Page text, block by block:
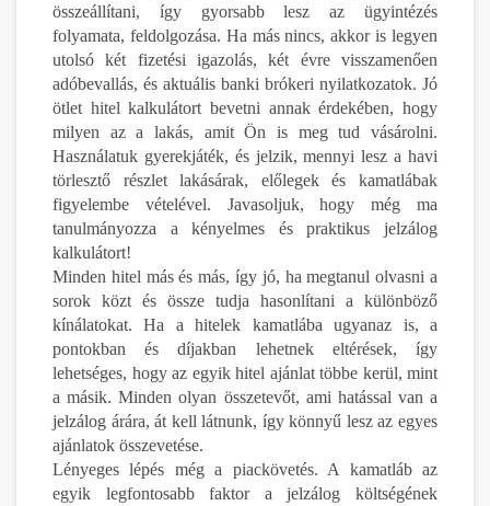
összeállítani, így gyorsabb lesz az ügyintézés
folyamata, feldolgozása. Ha más nincs, akkor is legyen
utolsó két fizetési igazolás, két évre visszamenően
adóbevallás, és aktuális banki brókeri nyilatkozatok. Jó
ötlet hitel kalkulátort bevetni annak érdekében, hogy
milyen az a lakás, amit Ön is meg tud vásárolni.
Használatuk gyerekjáték, és jelzik, mennyi lesz a havi
törlesztő részlet lakásárak, előlegek és kamatlábak
figyelembe vételével. Javasoljuk, hogy még ma
tanulmányozza a kényelmes és praktikus jelzálog
kalkulátort!
Minden hitel más és más, így jó, ha megtanul olvasni a
sorok közt és össze tudja hasonlítani a különböző
kínálatokat. Ha a hitelek kamatlába ugyanaz is, a
pontokban és díjakban lehetnek eltérések, így
lehetséges, hogy az egyik hitel ajánlat többe kerül, mint
a másik. Minden olyan összetevőt, ami hatással van a
jelzálog árára, át kell látnunk, így könnyű lesz az egyes
ajánlatok összevetése.
Lényeges lépés még a piackövetés. A kamatláb az
egyik legfontosabb faktor a jelzálog költségének